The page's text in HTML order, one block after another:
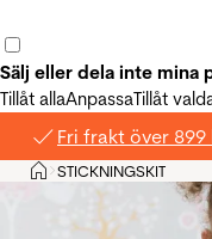
Sälj eller dela inte mina
Tillåt allaAnpassaTillåt
Fri frakt över 899
Hem
>STICKNINGSKIT